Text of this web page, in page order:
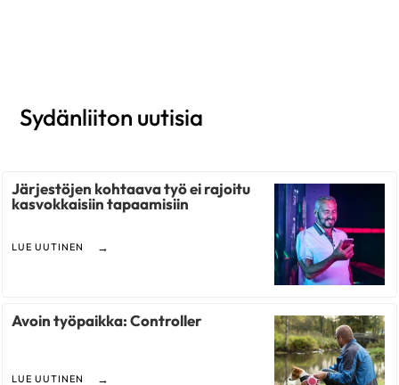
Sydänliiton uutisia
Järjestöjen kohtaava työ ei rajoitu
kasvokkaisiin tapaamisiin
LUE UUTINEN
Avoin työpaikka: Controller
LUE UUTINEN